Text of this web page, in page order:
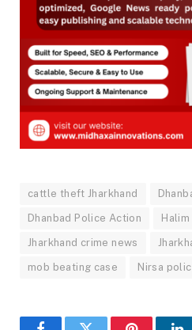
cattle theft Jharkhand
Dhanbad Police Action
Jharkhand crime news
mob beating case Nirsa